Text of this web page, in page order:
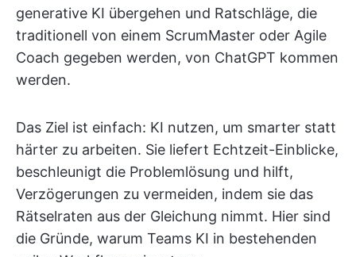
generative KI übergehen und Ratschläge, die
traditionell von einem ScrumMaster oder Agile
Coach gegeben werden, von ChatGPT kommen
werden.
Das Ziel ist einfach: KI nutzen, um smarter statt
härter zu arbeiten. Sie liefert Echtzeit-Einblicke,
beschleunigt die Problemlösung und hilft,
Verzögerungen zu vermeiden, indem sie das
Rätselraten aus der Gleichung nimmt. Hier sind
die Gründe, warum Teams KI in bestehenden